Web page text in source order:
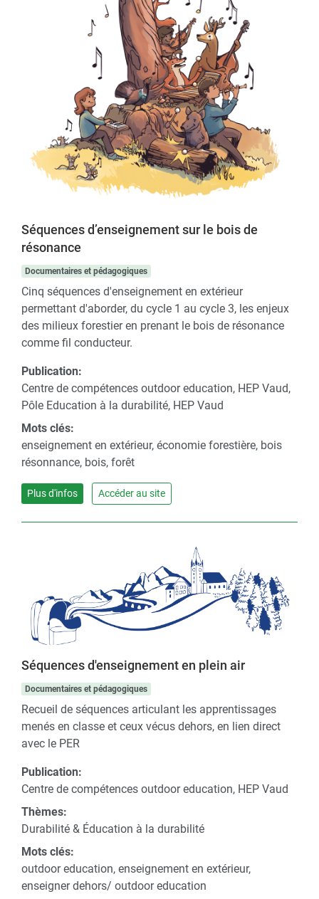
Séquences d’enseignement sur le bois de
résonance
Documentaires et pédagogiques
Cinq séquences d'enseignement en extérieur
permettant d'aborder, du cycle 1 au cycle 3, les enjeux
des milieux forestier en prenant le bois de résonance
comme fil conducteur.
Publication:
Centre de compétences outdoor education, HEP Vaud,
Pôle Education à la durabilité, HEP Vaud
Mots clés:
enseignement en extérieur, économie forestière, bois
résonnance, bois, forêt
Plus d'infos Accéder au site
Séquences d'enseignement en plein air
Documentaires et pédagogiques
Recueil de séquences articulant les apprentissages
menés en classe et ceux vécus dehors, en lien direct
avec le PER
Publication:
Centre de compétences outdoor education, HEP Vaud
Thèmes:
Durabilité & Éducation à la durabilité
Mots clés:
outdoor education, enseignement en extérieur,
enseigner dehors/ outdoor education